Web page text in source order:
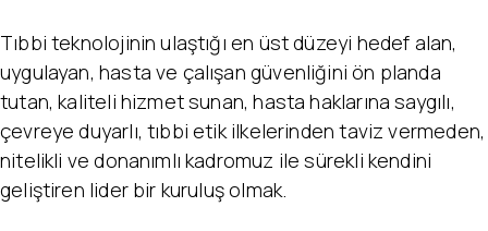
Tıbbi teknolojinin ulaştığı en üst düzeyi hedef alan,
uygulayan, hasta ve çalışan güvenliğini ön planda
tutan, kaliteli hizmet sunan, hasta haklarına saygılı,
çevreye duyarlı, tıbbi etik ilkelerinden taviz vermeden,
nitelikli ve donanımlı kadromuz ile sürekli kendini
geliştiren lider bir kuruluş olmak.